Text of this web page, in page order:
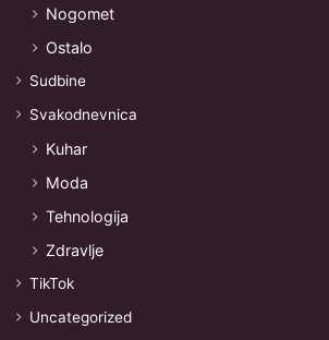
Nogomet
Ostalo
Sudbine
Svakodnevnica
Kuhar
Moda
Tehnologija
Zdravlje
TikTok
Uncategorized